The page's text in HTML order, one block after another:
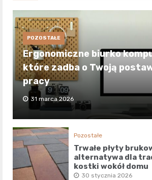
POZOSTAŁE
Ergonomiczne biurko
które zadba o Twoją
pracy
31 marca 2026
Pozostałe
Trwałe płyty
alternatywa dla
kostki wokół domu
30 stycznia 2026